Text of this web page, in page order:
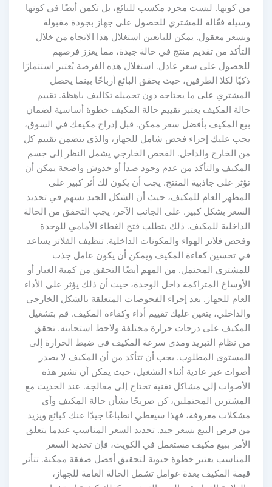
من كونها. ليست مجرد مكسب للبائع، بل تكمن أيضًا في كونها
وسيلة فعّالة للمشتري للحصول على جهاز بجودة مقبولة
وبسعر معقول. يمكن للبائعين استغلال هذا الاتجاه من خلال
التأكد من تقديم منتج في حالة جيدة، مما يعزز فرصهم
للحصول على سعر عادل. استغلال هذه الفرصة يُعتبر استثمارًا
ذكيًا لكلا الطرفين، حيث يحقق البائع أرباحًا بينما يحصل
المشتري على ما يحتاجه دون تحميله تكاليف باهظة. تقييم
حالة المكيف يعتبر تقييم حالة المكيف خطوة أساسية لضمان
بيع المكيف بأفضل سعر ممكن. قبل إدراج مكيفك في السوق،
يجب عليك إجراء فحص شامل للجهاز، والذي يتضمن تقييم كل
من الخارج والداخل. الفحص الخارجي يشمل النظر إلى جسم
المكيف والتأكد من عدم وجود صدأ أو خدوش واضحة يمكن أن
تؤثر على جاذبية المنتج. يجب أن يكون لك أثر كبير على
المظهر العام للمكيف، حيث أن الشكل الجيد يسهم في تحديد
السعر بشكل كبير. على الجانب الآخر، يجب التحقق من الحالة
الداخلية للمكيف. ذلك يتطلب فتح الغطاء الأمامي للوحدة
وفحص فلاتر الهواء والمكونات الداخلية. تنظيف الفلاتر يساعد
في تحسين كفاءة المكيف ويمكن أن يكون عامل جذب
للمشتري المحتمل. من المهم أيضًا التحقق من كمية الغبار أو
الأوساخ المتراكمة داخل الوحدة، حيث أن ذلك يؤثر على الأداء
العام للجهاز. بعد إجراء الفحوصات المتعلقة بالشكل الخارجي
والداخلي، يتعين عليك تقييم أداء وكفاءة المكيف. قم بتشغيل
المكيف على درجات حرارة مختلفة ولاحظ استجابته. تحقق
من نظام التبريد ومدى سرعة المكيف في ضبط الحرارة إلى
المستوى المطلوب. يجب أن تتأكد من أن المكيف لا يصدر
أصوات غير عادية أثناء التشغيل، حيث يمكن أن تشير هذه
الأصوات إلى مشاكل تقنية تحتاج إلى معالجة. عند الحديث مع
المشترين المحتملين، كن صريحًا بشأن حالة المكيف وأي
مشكلات معروفة، فهذا سيعطي انطباعًا جيدًا عنك كبائع ويزيد
من فرص البيع بسعر جيد. تحديد السعر المناسب عندما يتعلق
الأمر ببيع مكيف مستعمل في الكويت، فإن تحديد السعر
المناسب يعتبر خطوة حيوية لتحقيق أفضل صفقة ممكنة. تتأثر
قيمة المكيف بعدة عوامل تشمل الحالة العامة للجهاز،